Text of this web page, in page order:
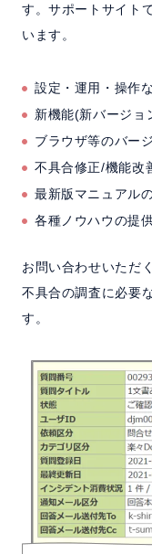
ホーム 製品情報会社情
す。サポートサイト
います。
設定・運用・操作
新機能(新バージョ
ブラウザ等のバー
不具合修正/機能改
最新版マニュアル
各種ノウハウの提
お問い合わせいただ
不具合の調査に必要
す。